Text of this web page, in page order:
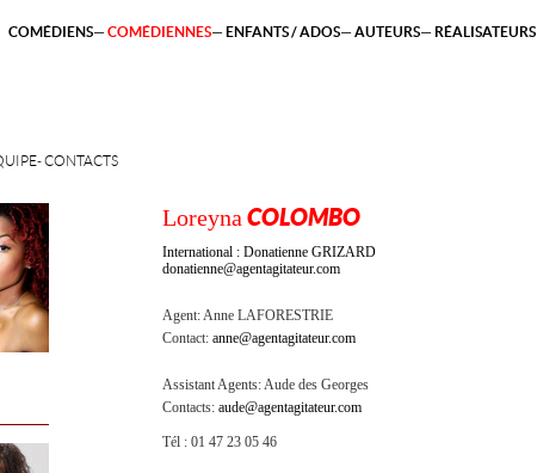
CONTACTS
COMÉDIENS COMÉDIENNES ENFANTS / ADOS AUTEURS RÉALISATEURS
Loreyna COLOMBO
International : Donatienne GRIZARD
donatienne@agentagitateur.com
Agent:Anne LAFORESTRIE
Contact: anne@agentagitateur.com
Assistant Agents:Aude des Georges
Contacts: aude@agentagitateur.com
Tél : 01 47 23 05 46